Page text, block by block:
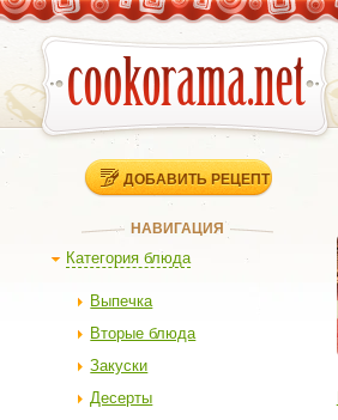
ДОБАВИТЬ РЕЦЕПТ
НАВИГАЦИЯ
Категория блюда
Выпечка
Вторые блюда
Закуски
Десерты